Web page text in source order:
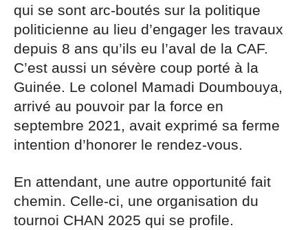
qui se sont arc-boutés sur la politique
politicienne au lieu d’engager les travaux
depuis 8 ans qu’ils eu l’aval de la CAF.
C’est aussi un sévère coup porté à la
Guinée. Le colonel Mamadi Doumbouya,
arrivé au pouvoir par la force en
septembre 2021, avait exprimé sa ferme
intention d’honorer le rendez-vous.
En attendant, une autre opportunité fait
chemin. Celle-ci, une organisation du
tournoi CHAN 2025 qui se profile.